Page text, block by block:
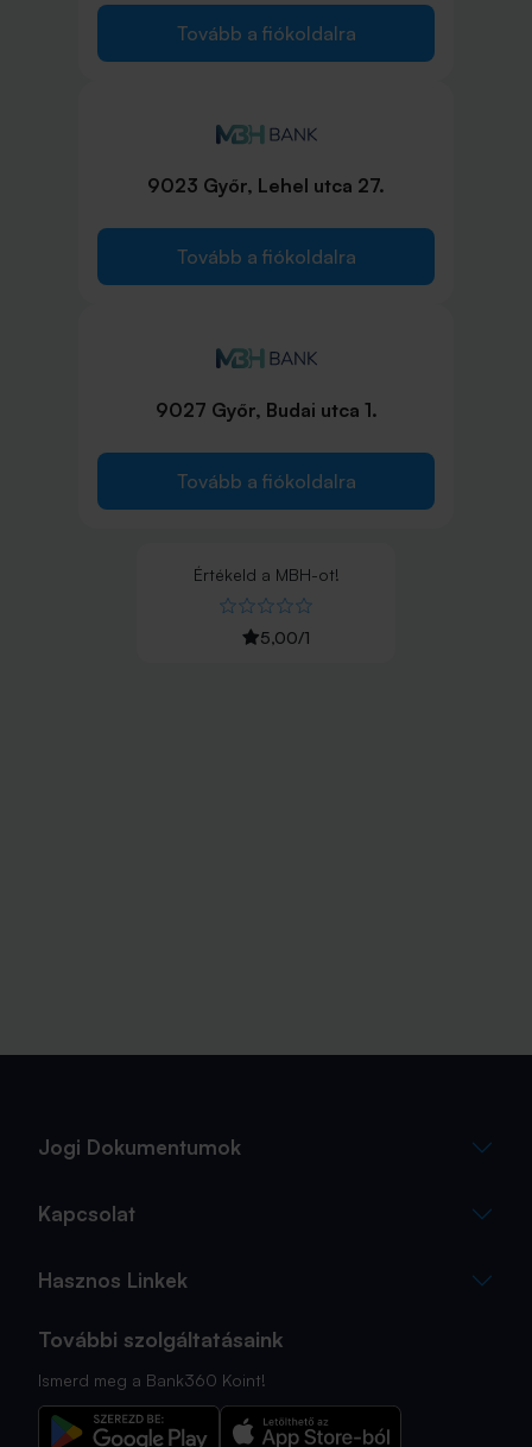
Tovább a fiókoldalra
9023 Győr, Lehel utca 27.
Tovább a fiókoldalra
9027 Győr, Budai utca 1.
Tovább a fiókoldalra
Értékeld a MBH-ot!
5,00/1
Jogi Dokumentumok
Kapcsolat
Hasznos Linkek
További szolgáltatásaink
Ismerd meg a Bank360 Koint!